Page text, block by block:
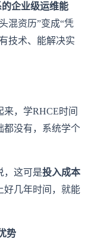
企业级运维能
混资历”变成“凭
技术、能解决实
，学RHCE时间
都没有，系统学个
，这可是投入成本
好几年时间，就能
势